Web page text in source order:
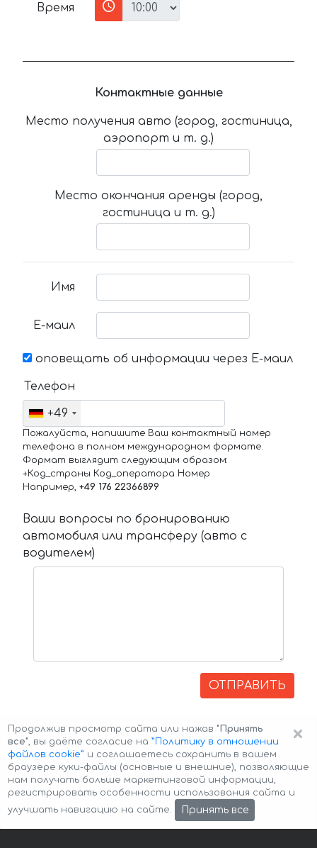
Время
Контактные данные
Место получения авто (город, гостиница,
аэропорт и т. д.)
Место окончания аренды (город,
гостиница и т. д.)
Имя
Е-маил
оповещать об информации через Е-маил
Телефон
+49
Пожалуйста, напишите Ваш контактный номер
телефона в полном международном формате.
Формат выглядит следующим образом:
+Код_страны Код_оператора Номер
Например, +49 176 22366899
Ваши вопросы по бронированию
автомобиля или трансферу (авто с
водителем)
ОТПРАВИТЬ
Авторские права © 2026 Авто-Аренда Cookie Policy
×
Продолжив просмотр сайта или нажав "Принять
все", вы даёте согласие на ”Политику в отношении
файлов cookie” и соглашаетесь сохранить в вашем
браузере куки-файлы (основные и внешние), позволяющие
нам получать больше маркетинговой информации,
регистрировать особенности использования сайта и
улучшать навигацию на сайте.
Принять все